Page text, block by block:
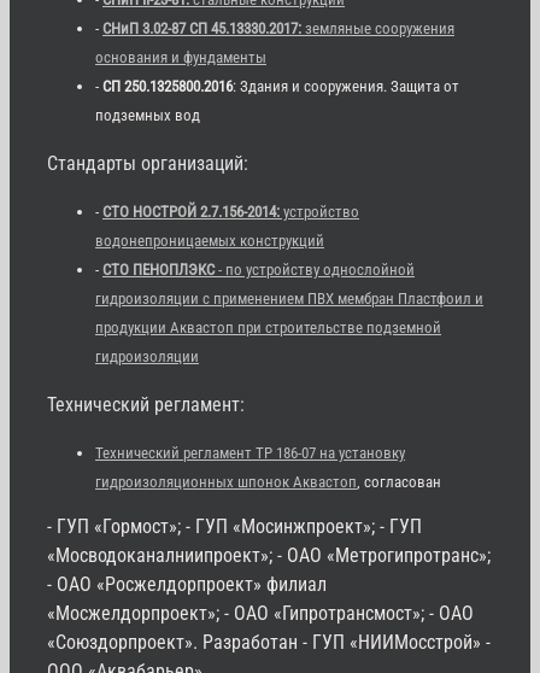
- СНиП 3.02-87 СП 45.13330.2017: земляные сооружения
основания и фундаменты
- СП 250.1325800.2016: Здания и сооружения. Защита от
подземных вод
Стандарты организаций:
- СТО НОСТРОЙ 2.7.156-2014: устройство
водонепроницаемых конструкций
- СТО ПЕНОПЛЭКС- по устройству однослойной
гидроизоляции с применением ПВХ мембран Пластфоил и
продукции Аквастоп при строительстве подземной
гидроизоляции
Технический регламент:
Технический регламент ТР 186-07 на установку
гидроизоляционных шпонок Аквастоп, согласован
- ГУП «Гормост»; - ГУП «Мосинжпроект»; - ГУП
«Мосводоканалниипроект»; - ОАО «Метрогипротранс»;
- ОАО «Росжелдорпроект» филиал
«Мосжелдорпроект»; - ОАО «Гипротрансмост»; - ОАО
«Союздорпроект». Разработан - ГУП «НИИМосстрой» -